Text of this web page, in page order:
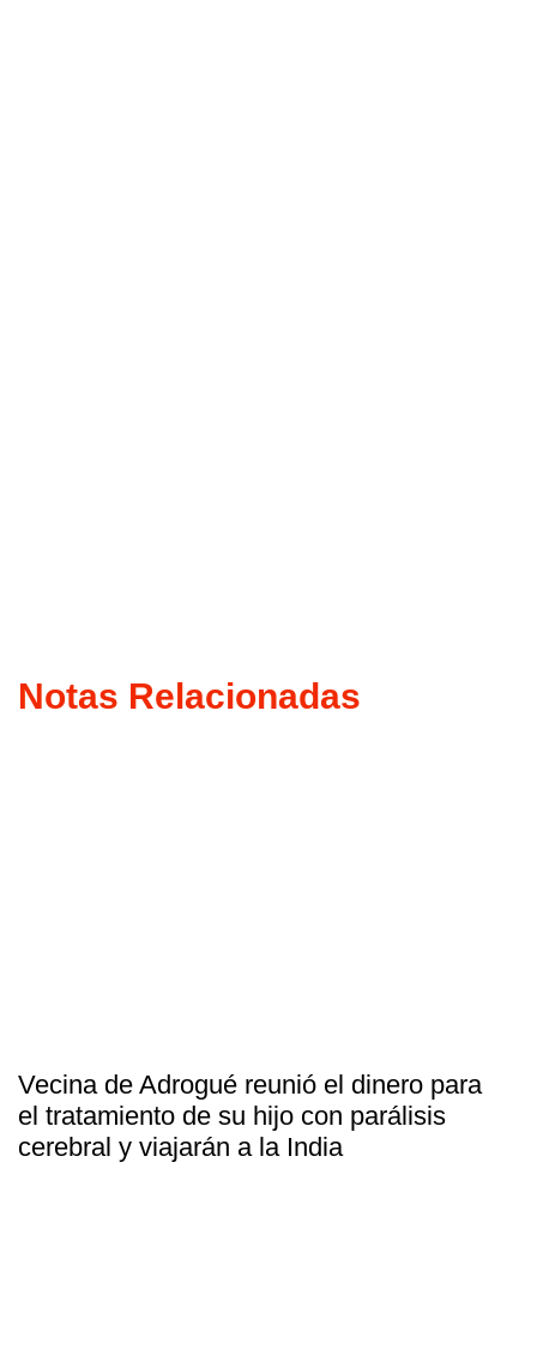
Notas Relacionadas
Vecina de Adrogué reunió el dinero para
el tratamiento de su hijo con parálisis
cerebral y viajarán a la India